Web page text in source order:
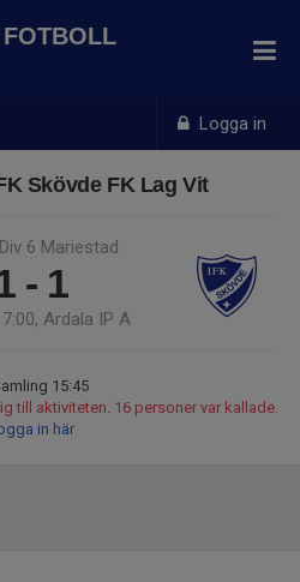
Logga in
Skövde FK Lag Vit
6 Mariestad
- 1
Ardala IP A
15:45
till aktiviteten. 16 personer var kallade.
in här